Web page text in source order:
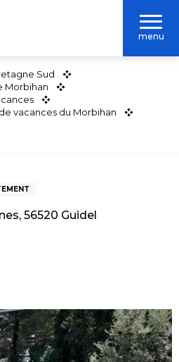
menu
Sud
Morbihan
vacances du Morbihan
56520 Guidel
favoris